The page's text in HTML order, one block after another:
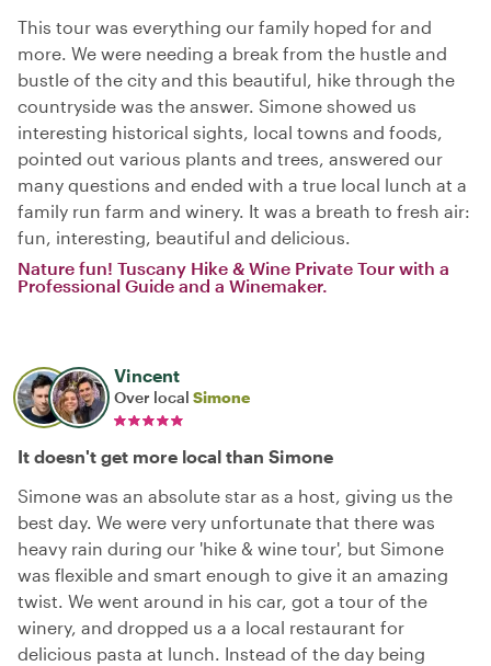
This tour was everything our family hoped for and
more. We were needing a break from the hustle and
bustle of the city and this beautiful, hike through the
countryside was the answer. Simone showed us
interesting historical sights, local towns and foods,
pointed out various plants and trees, answered our
many questions and ended with a true local lunch at a
family run farm and winery. It was a breath to fresh air:
fun, interesting, beautiful and delicious.
Nature fun! Tuscany Hike & Wine Private Tour with a
Professional Guide and a Winemaker.
Vincent
Over local Simone
It doesn't get more local than Simone
Simone was an absolute star as a host, giving us the
best day. We were very unfortunate that there was
heavy rain during our 'hike & wine tour', but Simone
was flexible and smart enough to give it an amazing
twist. We went around in his car, got a tour of the
winery, and dropped us a a local restaurant for
delicious pasta at lunch. Instead of the day being